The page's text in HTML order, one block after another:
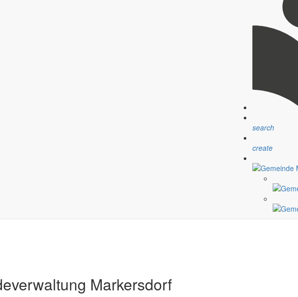
search
create
stellt das Rathaus Markersdorf viele Informationen online bereit. Ansprechpartner,
Markersdorf